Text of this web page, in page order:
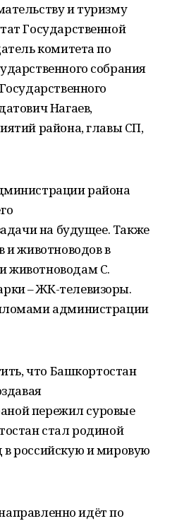
и туризму
Государственной
комитета по
собрания
Нагаев,
района, главы СП,
района
на будущее. Также
и животноводов в
животноводам С.
– ЖК-телевизоры.
администрации
что Башкортостан
пережил суровые
стал родиной
российскую и мировую
идёт по